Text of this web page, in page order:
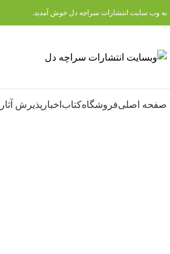
به وب سایت انتشارات سراچه دل خوش آمدید.
صفحه اصلیفروشگاهکتاب اخبار پذیرش آثار